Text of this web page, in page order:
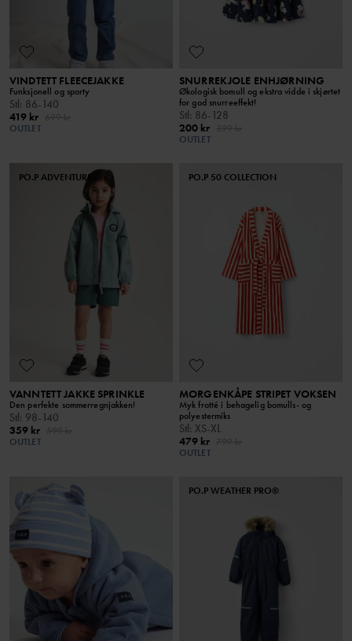
VINDTETT FLEECEJAKKE
Funksjonell og sporty
Stl : 86-140
419 kr
OUTLET
SNURREKJOLE ENHJØRNING
Økologisk bomull og ekstra vidde i skjørtet
for god snurreeffekt!
Stl : 86-128
200 kr
OUTLET
PO.P ADVENTURE
VANNTETT JAKKE SPRINKLE
Den perfekte sommerregnjakken!
Stl: 98-140
359 kr
OUTLET
PO.P 50 COLLECTION
MORGENKÅPE STRIPET VOKSEN
Myk frotté i behagelig bomulls- og
polyestermiks
Stl: XS-XL
479 kr
OUTLET
PO.P WEATHER PRO®